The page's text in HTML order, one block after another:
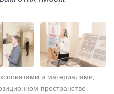
и материалами,
пространстве